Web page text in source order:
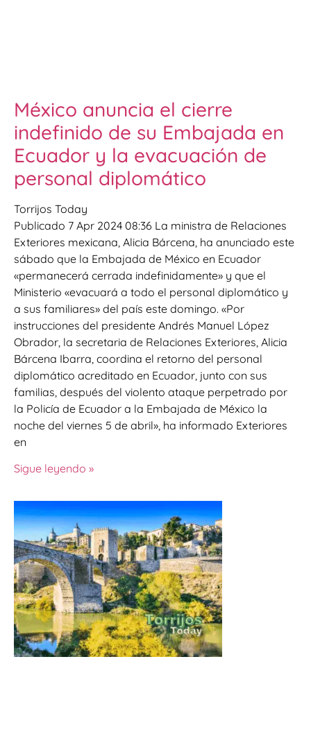
México anuncia el cierre
indefinido de su Embajada en
Ecuador y la evacuación de
personal diplomático
Torrijos Today
Publicado 7 Apr 2024 08:36 La ministra de Relaciones
Exteriores mexicana, Alicia Bárcena, ha anunciado este
sábado que la Embajada de México en Ecuador
«permanecerá cerrada indefinidamente» y que el
Ministerio «evacuará a todo el personal diplomático y
a sus familiares» del país este domingo. «Por
instrucciones del presidente Andrés Manuel López
Obrador, la secretaria de Relaciones Exteriores, Alicia
Bárcena Ibarra, coordina el retorno del personal
diplomático acreditado en Ecuador, junto con sus
familias, después del violento ataque perpetrado por
la Policía de Ecuador a la Embajada de México la
noche del viernes 5 de abril», ha informado Exteriores
en
Sigue leyendo »